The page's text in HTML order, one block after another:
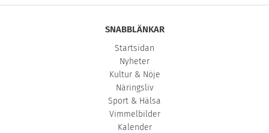
SNABBLÄNKAR
Startsidan
Nyheter
Kultur & Nöje
Näringsliv
Sport & Hälsa
Vimmelbilder
Kalender